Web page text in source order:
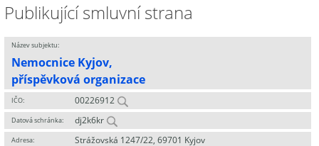
Publikující smluvní strana
Název subjektu:
Nemocnice Kyjov,
příspěvková organizace
IČO: 00226912
Datová schránka: dj2k6kr
Adresa: Strážovská 1247/22, 69701 Kyjov